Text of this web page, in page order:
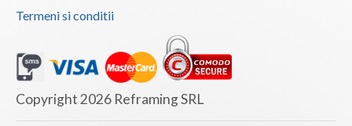
Psihoterapie, asistenta si consultanta psihologica (1)
Psihoterapie- Interventie psihoterapeutica in b... (1)
Psihoterapie/ consiliere online (via skype) (1)
Termeni si conditii
Copyright 2026 Reframing SRL